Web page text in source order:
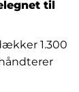
til
1.300